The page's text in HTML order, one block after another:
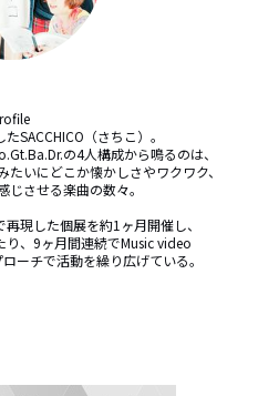
SACCHICO（さちこ）。
の4人構成から鳴るのは、
いにどこか懐かしさやワクワク、
させる楽曲の数々。
現した個展を約1ヶ月開催し、
、9ヶ月間連続でMusic video
ーチで活動を繰り広げている。